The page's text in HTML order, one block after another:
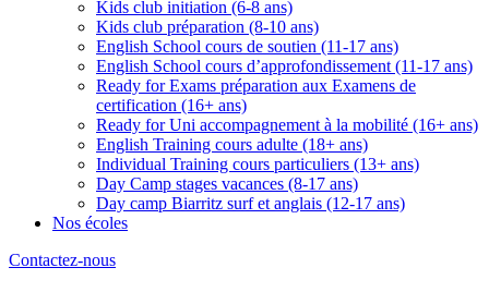
Kids club initiation (6-8 ans)
Kids club préparation (8-10 ans)
English School cours de soutien (11-17 ans)
English School cours d’approfondissement (11-17 ans)
Ready for Exams préparation aux Examens de
certification (16+ ans)
Ready for Uni accompagnement à la mobilité (16+ ans)
English Training cours adulte (18+ ans)
Individual Training cours particuliers (13+ ans)
Day Camp stages vacances (8-17 ans)
Day camp Biarritz surf et anglais (12-17 ans)
Nos écoles
Contactez-nous